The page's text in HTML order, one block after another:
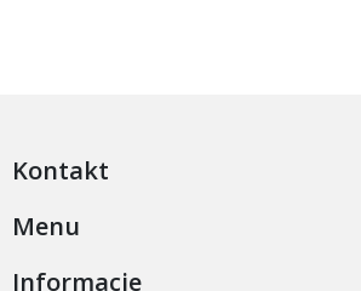
Kontakt
Menu
Informacje